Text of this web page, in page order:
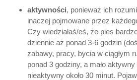
aktywności, ponieważ ich
inaczej pojmowane przez
Czy wiedziałaś/eś, że pies
dziennie aż ponad 3-6 godzin
zabawy, pracy, bycia w ciągłym
ponad 3 godziny, a mało
nieaktywny około 30 minut.